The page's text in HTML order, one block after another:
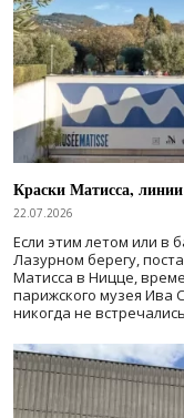
Краски Матисса,
22.07.2026
Если этим летом или в
Лазурном берегу,
Матисса в Ницце,
парижского музея Ива
никогда не